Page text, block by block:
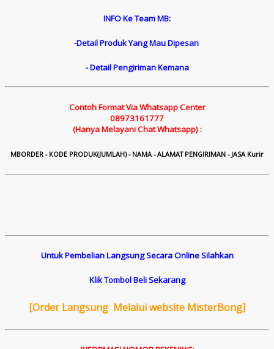
INFO Ke Team MB:
-Detail Produk Yang Mau Dipesan
- Detail Pengiriman Kemana
Contoh Format Via Whatsapp Center
08973161777
(Hanya Melayani Chat Whatsapp) :
MBORDER - KODE PRODUK(JUMLAH) - NAMA - ALAMAT PENGIRIMAN - JASA Kurir
Untuk Pembelian Langsung Secara Online Silahkan
Klik Tombol Beli Sekarang
[Order Langsung Melalui website MisterBong]